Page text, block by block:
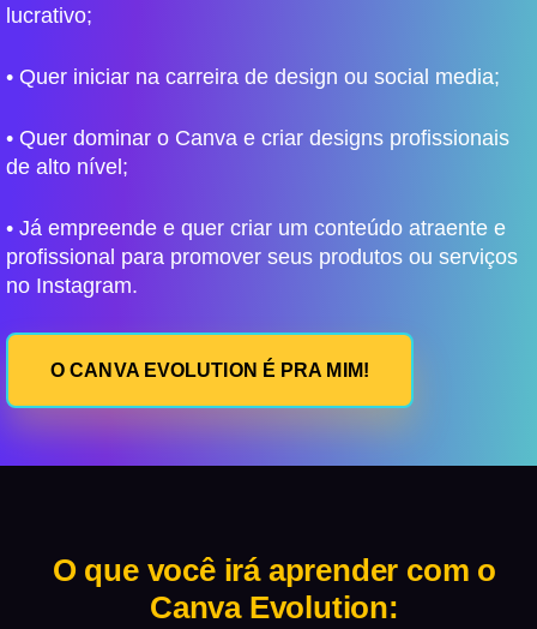
lucrativo;
• Quer iniciar na carreira de design ou social media;
• Quer dominar o Canva e criar designs profissionais
de alto nível;
• Já empreende e quer criar um conteúdo atraente e
profissional para promover seus produtos ou serviços
no Instagram.
O CANVA EVOLUTION É PRA MIM!
O que você irá aprender com o
Canva Evolution: